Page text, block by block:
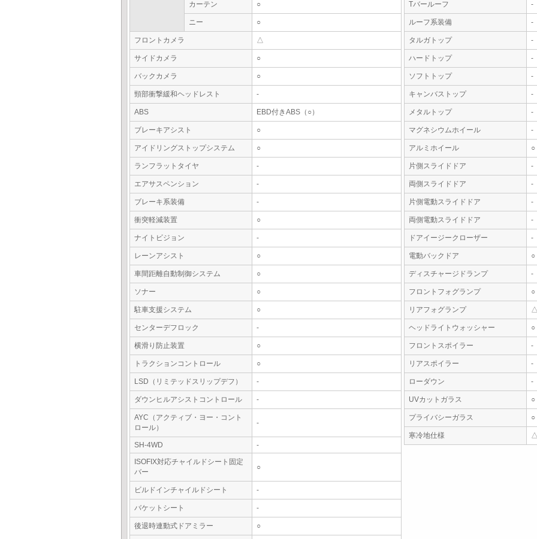
カーテン ○
ニー ○
フロントカメラ △
サイドカメラ ○
バックカメラ ○
頸部衝撃緩和ヘッドレスト -
ABS EBD付きABS（○）
ブレーキアシスト ○
アイドリングストップシステム ○
ランフラットタイヤ -
エアサスペンション -
ブレーキ系装備 -
衝突軽減装置 ○
ナイトビジョン -
レーンアシスト ○
車間距離自動制御システム ○
ソナー ○
駐車支援システム ○
センターデフロック -
横滑り防止装置 ○
トラクションコントロール ○
LSD（リミテッドスリップデフ） -
ダウンヒルアシストコントロール -
AYC（アクティブ・ヨー・コント
ロール）
-
SH-4WD
-
ISOFIX対応チャイルドシート固定
バー
○
ビルドインチャイルドシート -
バケットシート -
後退時連動式ドアミラー ○
Tバールーフ -
ルーフ系装備 -
タルガトップ -
ハードトップ -
ソフトトップ -
キャンバストップ -
メタルトップ -
マグネシウムホイール -
アルミホイール ○
片側スライドドア -
両側スライドドア -
片側電動スライドドア -
両側電動スライドドア -
ドアイージークローザー -
電動バックドア ○
ディスチャージドランプ -
フロントフォグランプ ○
リアフォグランプ
ヘッドライトウォッシャー ○
フロントスポイラー -
リアスポイラー -
ローダウン -
UVカットガラス ○
プライバシーガラス ○
寒冷地仕様